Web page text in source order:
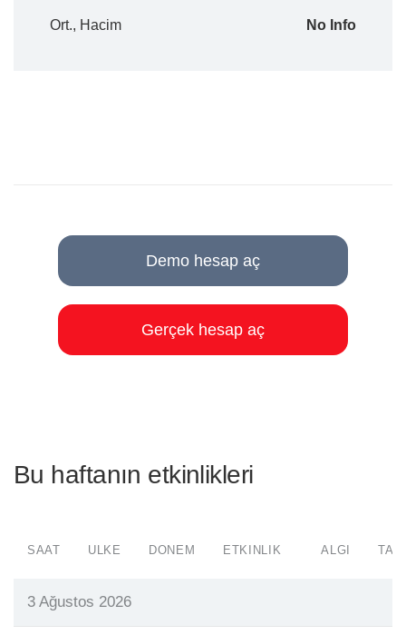
Ort., Hacim No Info
Demo hesap aç
Gerçek hesap aç
Bu haftanın etkinlikleri
SAAT ÜLKE DÖNEM ETKINLIK ALGI
3 Ağustos 2026